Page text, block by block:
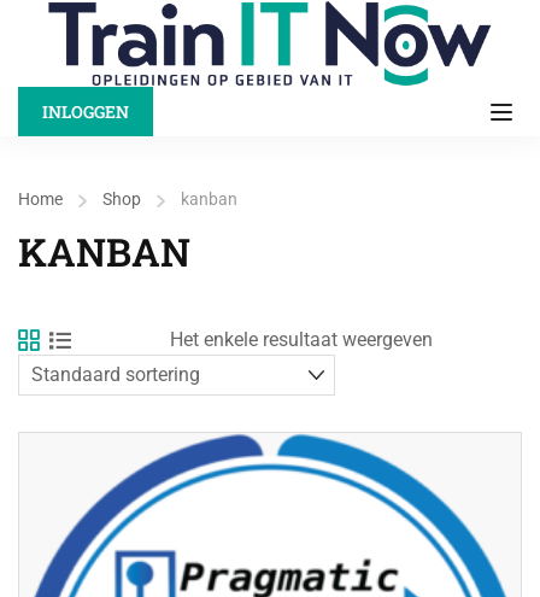
INLOGGEN
Home Shop kanban
KANBAN
Het enkele resultaat weergeven